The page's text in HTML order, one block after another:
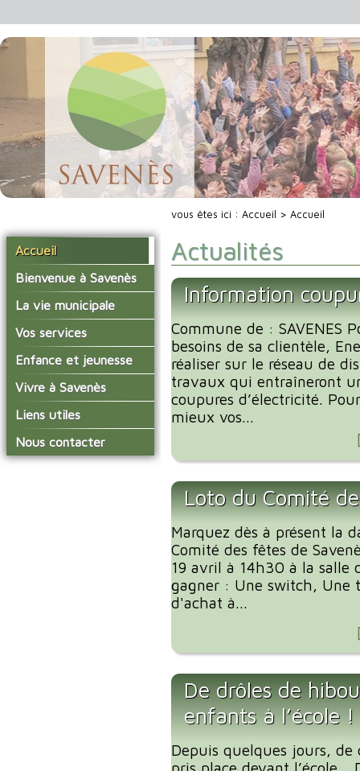
Accueil
Bienvenue à Savenès
Situer Savenès
Savenès en chiffre
L'histoire du village
Actualités de Savenès
sur ladepeche.fr
La vie municipale
Vos élus
Les compte-rendus du
conseil municipal
Les commissions
Les diverses
délégations/syndicats
L'urbanisme
Vos services
La mairie
Le service technique
Les services de l'école
Les installations
municipales
La collecte des ordures
Enfance et jeunesse
L'école primaire
La garderie et la cantine
Le temps périscolaire
La petite enfance
Vivre à Savenès
Agenda Salle des Fetes
Liens utiles
Communauté de
Communes Grand Sud
Tarn et Garonne
Nous contacter
vous êtes ici : Accueil > Accueil
Actualités
Information
Commune de : SAVENES
besoins de sa clientèle,
réaliser sur le réseau de
travaux qui entraîneront
coupures d’électricité.
mieux vos...
Loto du Comité
Marquez dès à présent la
Comité des fêtes de
19 avril à 14h30 à la salle
gagner : Une switch, Une
d'achat à...
De drôles de
enfants à l’école !
Depuis quelques jours, de